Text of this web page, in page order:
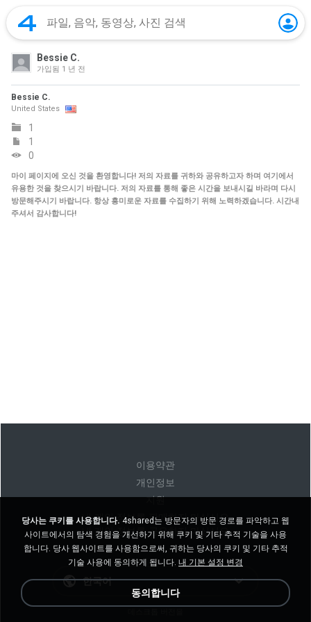
Bessie C.
가입됨 1 년 전
Bessie C.
United States
1
1
0
마이 페이지에 오신 것을 환영합니다! 저의 자료를 귀하와 공유하고자 하며 여기에서
유용한 것을 찾으시기 바랍니다. 저의 자료를 통해 좋은 시간을 보내시길 바라며 다시
방문해주시기 바랍니다. 항상 흥미로운 자료를 수집하기 위해 노력하겠습니다. 시간내
주셔서 감사합니다!
이용약관
개인정보
지원
내 개인 정보를 판매하지 마십시오
내 개인 정보를 공유하지 마십시오
한국어
당사는 쿠키를 사용합니다. 4shared는 방문자의 방문 경로를 파악하고 웹
사이트에서의 탐색 경험을 개선하기 위해 쿠키 및 기타 추적 기술을 사용
합니다. 당사 웹사이트를 사용함으로써, 귀하는 당사의 쿠키 및 기타 추적
기술 사용에 동의하게 됩니다. 내 기본 설정 변경
동의합니다